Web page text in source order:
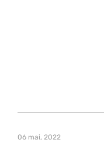
06 mai, 2022